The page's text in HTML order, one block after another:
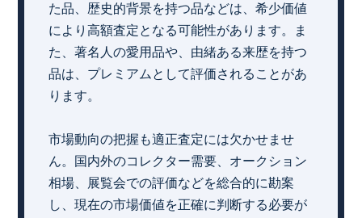
た品、歴史的背景を持つ品などは、希少価値
により高額査定となる可能性があります。ま
た、著名人の愛用品や、由緒ある来歴を持つ
品は、プレミアムとして評価されることがあ
ります。
市場動向の把握も適正査定には欠かせませ
ん。国内外のコレクター需要、オークション
相場、展覧会での評価などを総合的に勘案
し、現在の市場価値を正確に判断する必要が